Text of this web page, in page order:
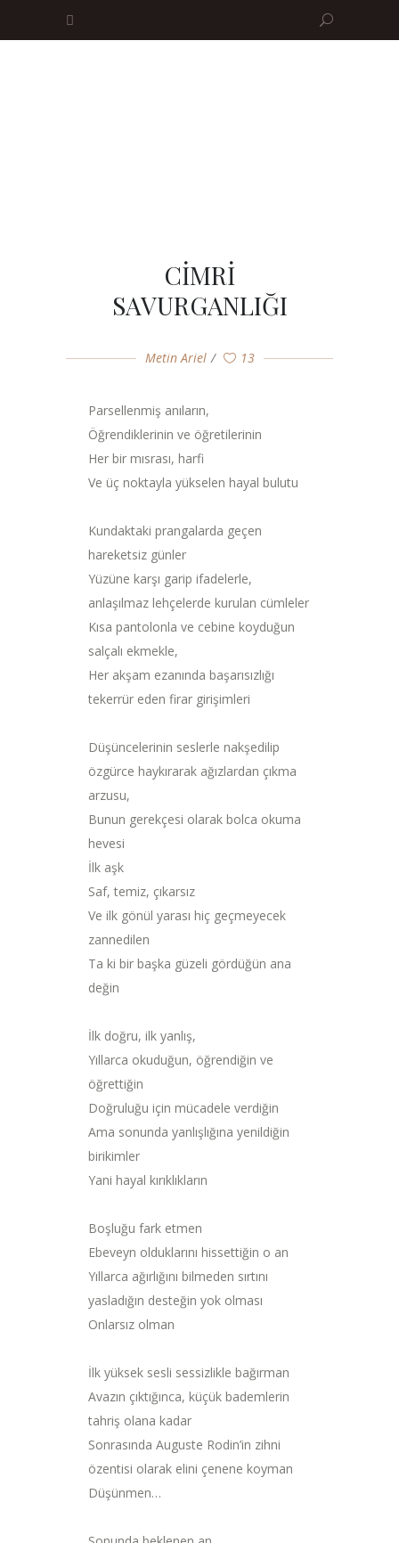
CİMRİ
SAVURGANLIĞI
Metin Ariel 13
Parsellenmiş anıların,
Öğrendiklerinin ve öğretilerinin
Her bir mısrası, harfi
Ve üç noktayla yükselen hayal bulutu
Kundaktaki prangalarda geçen
hareketsiz günler
Yüzüne karşı garip ifadelerle,
anlaşılmaz lehçelerde kurulan cümleler
Kısa pantolonla ve cebine koyduğun
salçalı ekmekle,
Her akşam ezanında başarısızlığı
tekerrür eden firar girişimleri
Düşüncelerinin seslerle nakşedilip
özgürce haykırarak ağızlardan çıkma
arzusu,
Bunun gerekçesi olarak bolca okuma
hevesi
İlk aşk
Saf, temiz, çıkarsız
Ve ilk gönül yarası hiç geçmeyecek
zannedilen
Ta ki bir başka güzeli gördüğün ana
değin
İlk doğru, ilk yanlış,
Yıllarca okuduğun, öğrendiğin ve
öğrettiğin
Doğruluğu için mücadele verdiğin
Ama sonunda yanlışlığına yenildiğin
birikimler
Yani hayal kırıklıkların
Boşluğu fark etmen
Ebeveyn olduklarını hissettiğin o an
Yıllarca ağırlığını bilmeden sırtını
yasladığın desteğin yok olması
Onlarsız olman
İlk yüksek sesli sessizlikle bağırman
Avazın çıktığınca, küçük bademlerin
tahriş olana kadar
Sonrasında Auguste Rodin’in zihni
özentisi olarak elini çenene koyman
Düşünmen…